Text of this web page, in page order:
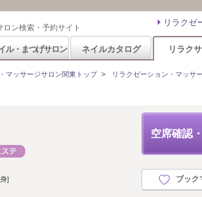
ン検索・予約サイト リラクゼ
ル・まつげサロン ネイルカタログ リラク
マッサージサロン関東トップ> リラクゼーション・マッサ
空席確認
ブック
]